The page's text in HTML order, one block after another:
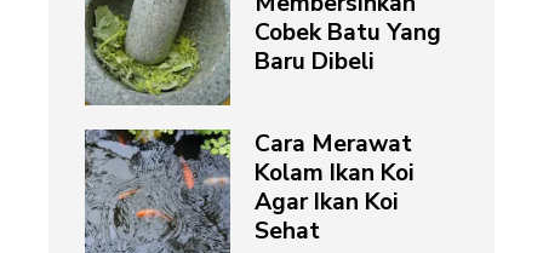
Cobek Batu Yang
Baru Dibeli
Cara Merawat
Kolam Ikan Koi
Agar Ikan Koi
Sehat